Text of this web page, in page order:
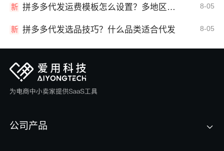
新 拼多多代发运费模板怎么设置？多地区运费 8-05
新 拼多多代发选品技巧？什么品类适合代发 8-05
公司产品